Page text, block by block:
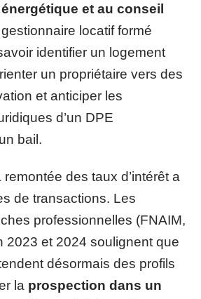
et au conseil
locatif formé
identifier un logement
un propriétaire vers des
et anticiper les
d’un DPE
bail.
des taux d’intérêt a
de transactions. Les
professionnelles (FNAIM,
2023 et 2024 soulignent que
désormais des profils
la prospection dans un